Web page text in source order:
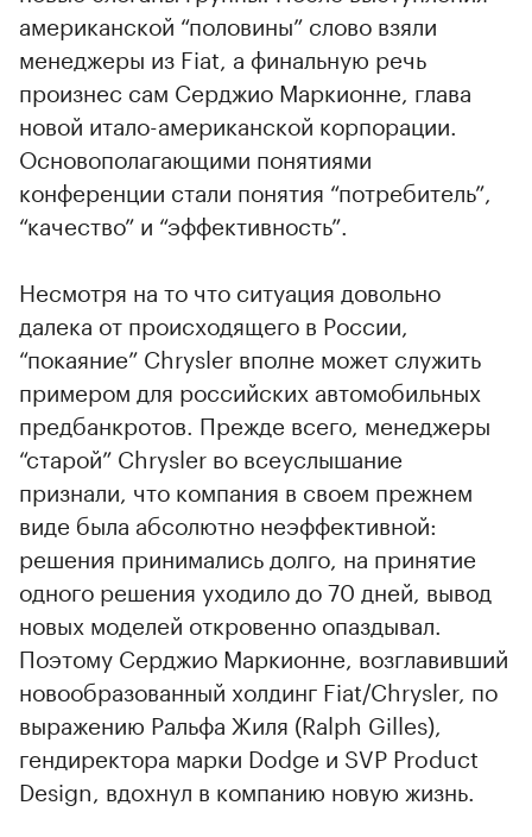
американской “половины” слово взяли
менеджеры из Fiat, а финальную речь
произнес сам Серджио Маркионне, глава
новой итало-американской корпорации.
Основополагающими понятиями
конференции стали понятия “потребитель”,
“качество” и “эффективность”.
Несмотря на то что ситуация довольно
далека от происходящего в России,
“покаяние” Chrysler вполне может служить
примером для российских автомобильных
предбанкротов. Прежде всего, менеджеры
“старой” Chrysler во всеуслышание
признали, что компания в своем прежнем
виде была абсолютно неэффективной:
решения принимались долго, на принятие
одного решения уходило до 70 дней, вывод
новых моделей откровенно опаздывал.
Поэтому Серджио Маркионне, возглавивший
новообразованный холдинг Fiat/Chrysler, по
выражению Ральфа Жиля (Ralph Gilles),
гендиректора марки Dodge и SVP Product
Design, вдохнул в компанию новую жизнь.